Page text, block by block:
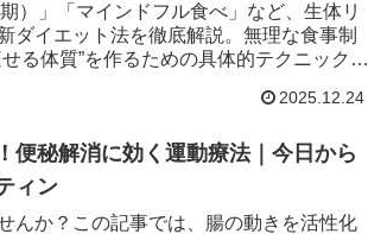
）」「マインドフル食べ」など、生体リ
ダイエット法を徹底解説。無理な食事制
る体質”を作るための具体的テクニックを
2025.12.24
便秘解消に効く運動療法｜今日から
ィン
んか？この記事では、腸の動きを活性化